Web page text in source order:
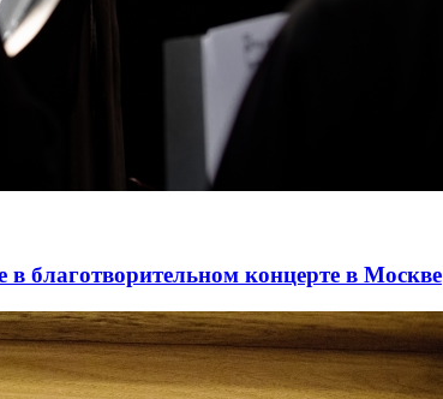
благотворительном концерте в Москве